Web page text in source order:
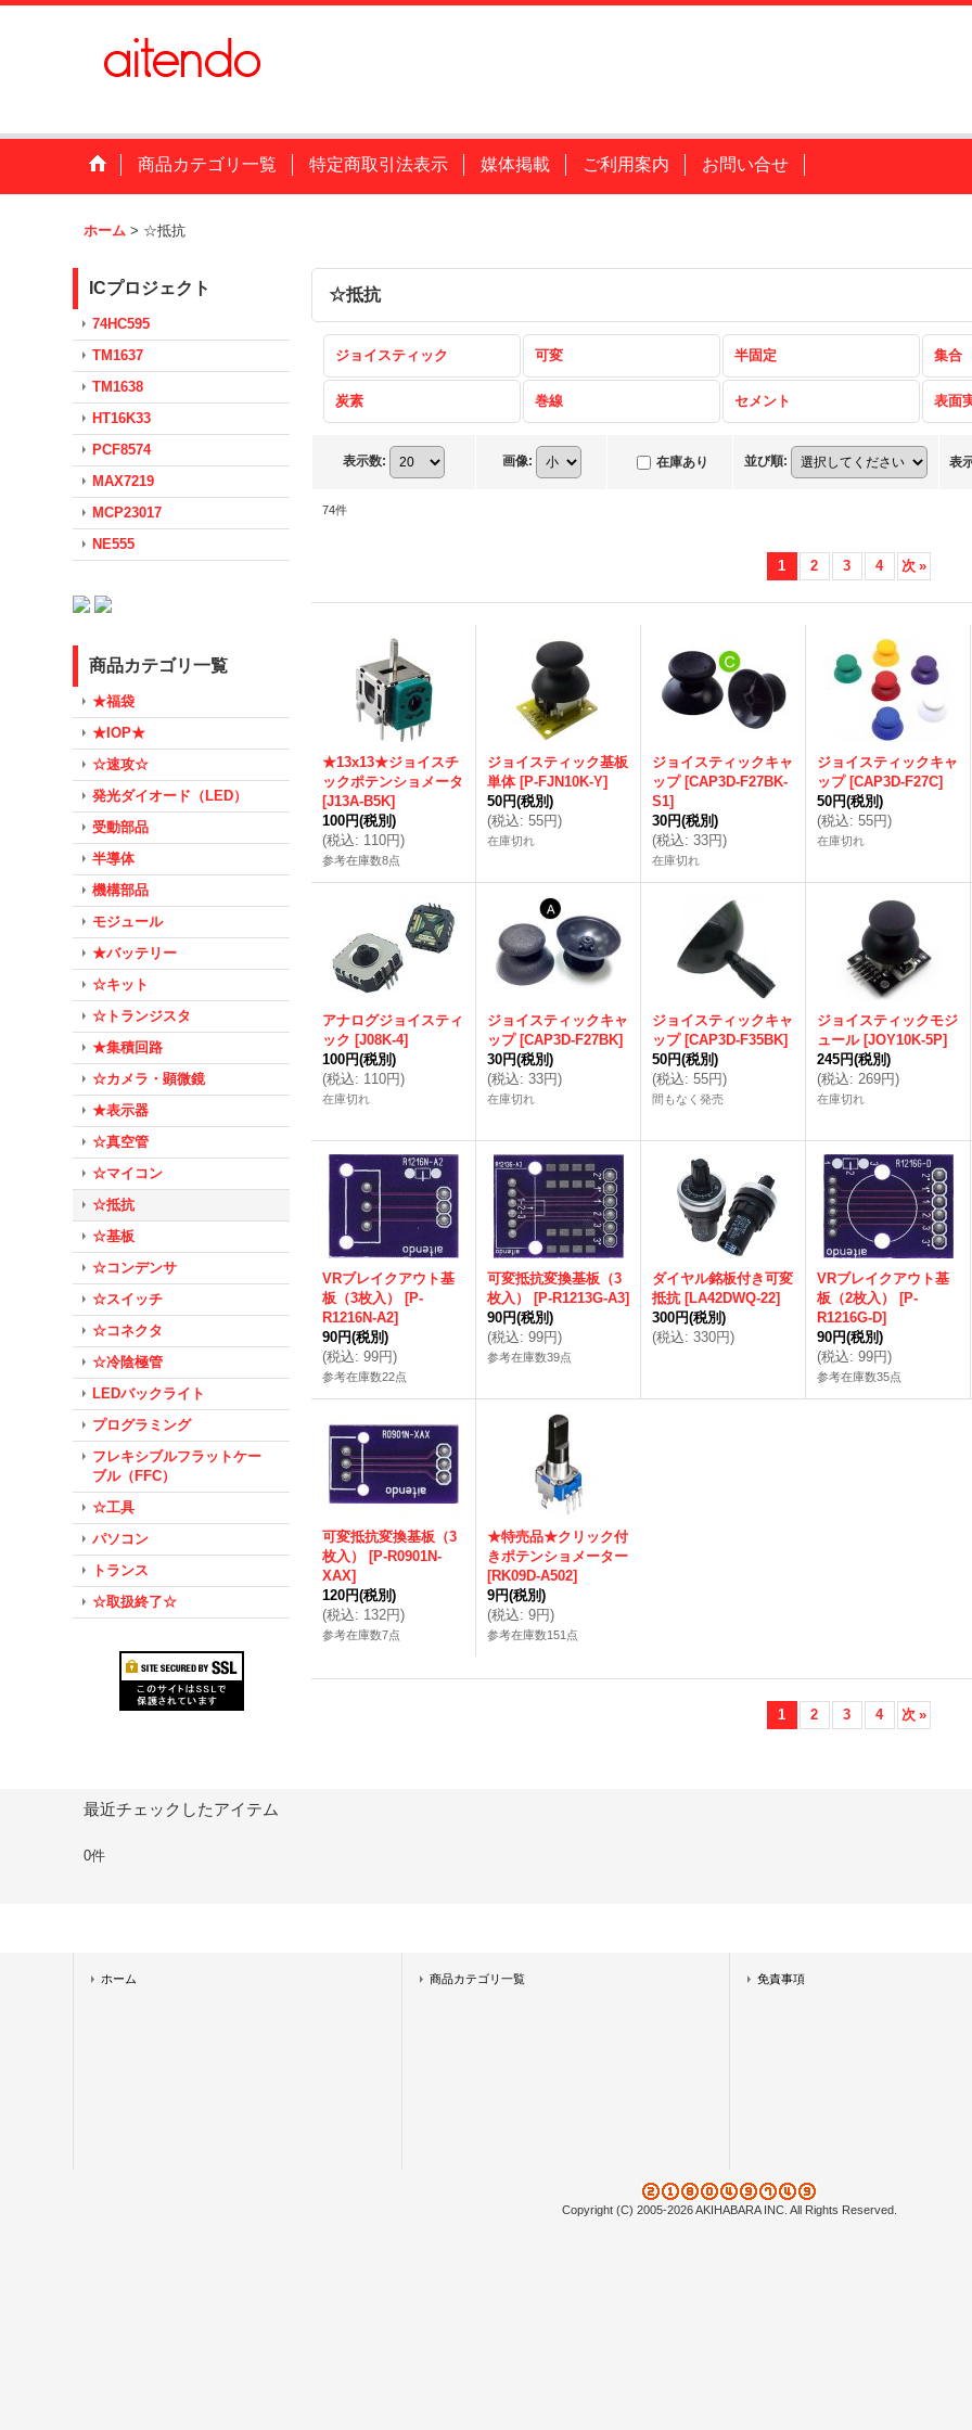
商品カテゴリ一覧 特定商取引法表示 媒体掲載 ご利用案内 お問い合せ
ホーム > ☆抵抗
ICプロジェクト
74HC595
TM1637
TM1638
HT16K33
PCF8574
MAX7219
MCP23017
NE555
商品カテゴリ一覧
★福袋
★IOP★
☆速攻☆
発光ダイオード（LED）
受動部品
半導体
機構部品
モジュール
★バッテリー
☆キット
☆トランジスタ
★集積回路
☆カメラ・顕微鏡
★表示器
☆真空管
☆マイコン
☆抵抗
☆基板
☆コンデンサ
☆スイッチ
☆コネクタ
☆冷陰極管
LEDバックライト
プログラミング
フレキシブルフラットケー
ブル（FFC）
☆工具
パソコン
トランス
☆取扱終了☆
☆抵抗
ジョイスティック 可変 半固定 集合
炭素 巻線 セメント 表面
表示数: 画像: 在庫あり 並び順: 表
74件
1 2 3 4 次 »
★13x13★ジョイスチ
ックポテンショメータ
[J13A-B5K]
100円(税別)
(税込: 110円)
参考在庫数8点
ジョイスティック基板
単体 [P-FJN10K-Y]
50円(税別)
(税込: 55円)
在庫切れ
ジョイスティックキャ
ップ [CAP3D-F27BK-
S1]
30円(税別)
(税込: 33円)
在庫切れ
ジョイスティックキャ
ップ [CAP3D-F27C]
50円(税別)
(税込: 55円)
在庫切れ
アナログジョイスティ
ック [J08K-4]
100円(税別)
(税込: 110円)
在庫切れ
ジョイスティックキャ
ップ [CAP3D-F27BK]
30円(税別)
(税込: 33円)
在庫切れ
ジョイスティックキャ
ップ [CAP3D-F35BK]
50円(税別)
(税込: 55円)
間もなく発売
ジョイスティックモジ
ュール [JOY10K-5P]
245円(税別)
(税込: 269円)
在庫切れ
VRブレイクアウト基
板（3枚入）
[P-
R1216N-A2]
90円(税別)
(税込: 99円)
参考在庫数22点
可変抵抗変換基板（3
枚入）
[P-R1213G-A3]
90円(税別)
(税込: 99円)
参考在庫数39点
ダイヤル銘板付き可変
抵抗 [LA42DWQ-22]
300円(税別)
(税込: 330円)
VRブレイクアウト基
板（2枚入）
[P-
R1216G-D]
90円(税別)
(税込: 99円)
参考在庫数35点
可変抵抗変換基板（3
枚入）
[P-R0901N-
XAX]
120円(税別)
(税込: 132円)
参考在庫数7点
★特売品★クリック付
きポテンショメーター
[RK09D-A502]
9円(税別)
(税込: 9円)
参考在庫数151点
1 2 3 4 次 »
最近チェックしたアイテム
0件
ホーム 商品カテゴリ一覧 免責事項
Copyright (C) 2005-2026 AKIHABARA INC. All Rights Reserved.